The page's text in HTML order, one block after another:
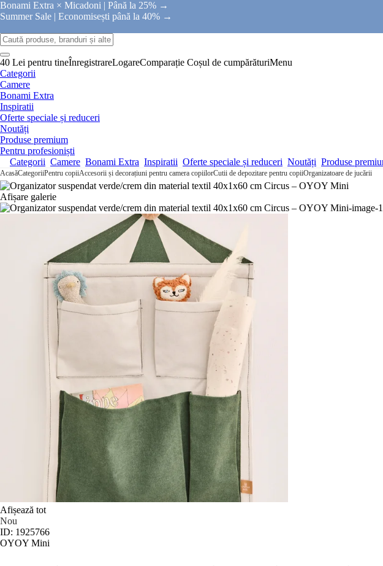
Bonami Extra × Micadoni | Până la 25% →
Summer Sale | Economisești până la 40% →
40 Lei pentru tineÎnregistrareLogareComparație Coșul de cumpărăturiMenu
Categorii
Camere
Bonami Extra
Inspiratii
Oferte speciale și reduceri
Noutăți
Produse premium
Pentru profesioniști
Categorii Camere Bonami Extra Inspiratii Oferte speciale și reduceri Noutăți Produse
AcasăCategoriiPentru copiiAccesorii și decorațiuni pentru camera copiilorCutii de depozitare pentru copiiOrganizatoare de jucării
Afișare galerie
Afișează tot
Nou
ID: 1925766
OYOY Mini